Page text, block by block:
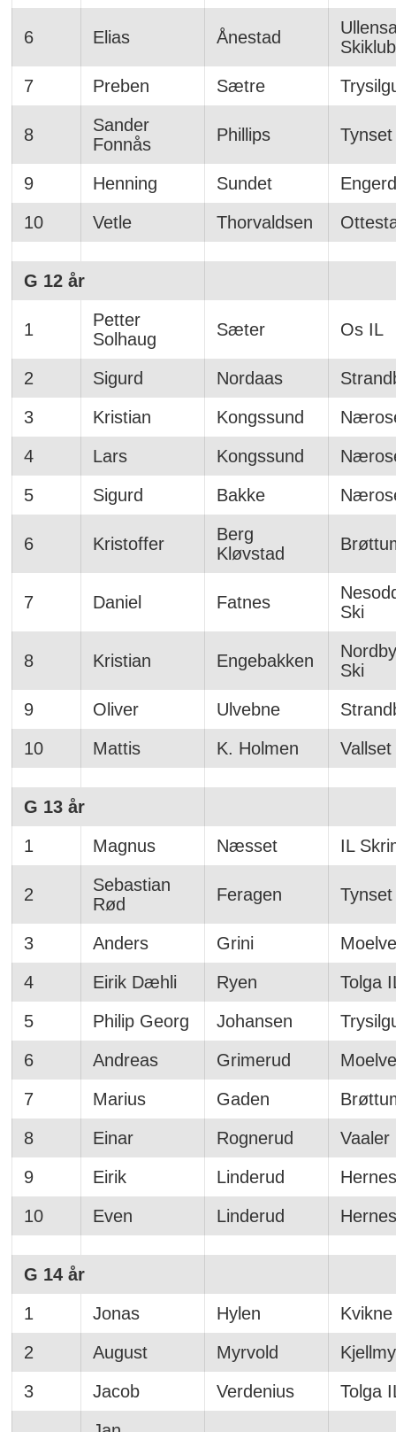
6 Elias Ånestad
7
Preben Sætre
8
Sander
Fonnås
Phillips
9 Henning Sundet
10
Vetle Thorvaldsen
G 12 år
1
Petter
Solhaug
Sæter Os IL
2 Sigurd Nordaas
3
Kristian Kongssund
4
Lars Kongssund
5
Sigurd Bakke
6 Kristoffer
Berg
Kløvstad
7 Daniel Fatnes
Ski
8 Kristian Engebakken
Ski
9
Oliver Ulvebne
10
Mattis K. Holmen Vallset
G 13 år
1
Magnus Næsset IL
2
Sebastian
Rød
Feragen
3 Anders Grini
4
Eirik Dæhli Ryen
Tolga
5
Philip Georg Johansen
6
Andreas Grimerud
7
Marius Gaden
8
Einar Rognerud
Vaaler
9
Eirik Linderud
10
Even Linderud
G 14 år
1
Jonas Hylen
2
August Myrvold
3
Jacob Verdenius Tolga